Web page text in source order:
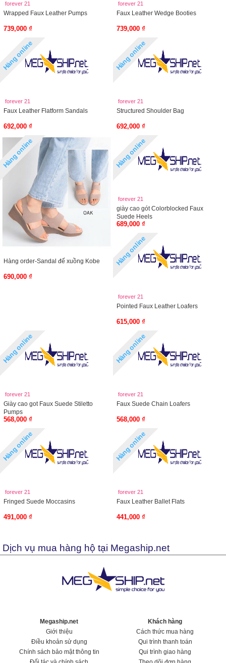
forever 21
Wrapped Faux Leather Pumps
739,000 ₫
forever 21
Faux Leather Wedge Booties
739,000 ₫
Hàng online
forever 21
Faux Leather Flatform Sandals
692,000 ₫
Hàng online
forever 21
Structured Shoulder Bag
692,000 ₫
Hàng online
Hàng order-Sandal đế xuồng Kobe
690,000 ₫
Hàng online
forever 21
giày cao gót Colorblocked Faux
Suede Heels
689,000 ₫
Hàng online
forever 21
Pointed Faux Leather Loafers
615,000 ₫
Hàng online
forever 21
Giày cao got Faux Suede Stiletto
Pumps
568,000 ₫
Hàng online
forever 21
Faux Suede Chain Loafers
568,000 ₫
Hàng online
forever 21
Fringed Suede Moccasins
491,000 ₫
Hàng online
forever 21
Faux Leather Ballet Flats
441,000 ₫
Dịch vụ mua hàng hộ tại Megaship.net
Megaship.net
Giới thiệu
Điều khoản sử dụng
Chính sách bảo mật thông tin
Khách hàng
Cách thức mua hàng
Qui trình thanh toán
Qui trình giao hàng